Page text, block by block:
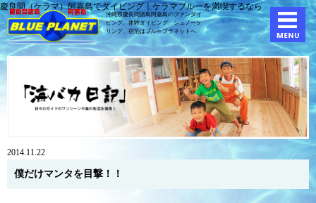
慶良間（ケラマ）阿嘉島でダイビング｜ケラマブルーを満喫するなら
沖縄県慶良間諸島阿嘉島のファンダイ
ビング、体験ダイビング、シュノーケ
リング、宿泊はブループラネットへ
2014.11.22
僕だけマンタを目撃！！